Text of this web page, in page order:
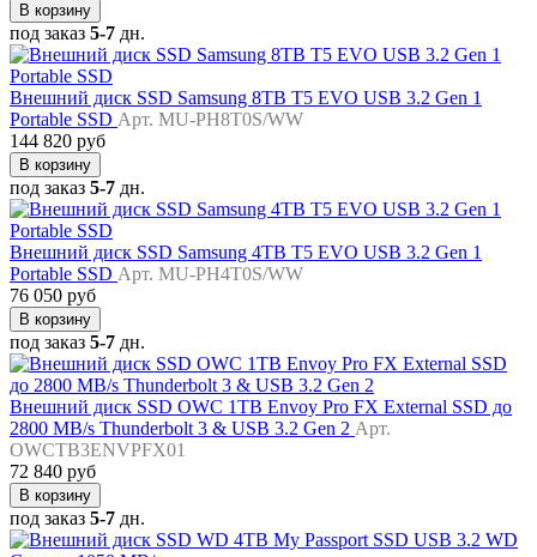
В корзину
под заказ 5-7 дн.
Внешний диск SSD Samsung 8TB T5 EVO USB 3.2 Gen 1
Portable SSD Арт. MU-PH8T0S/WW
144 820 руб
В корзину
под заказ 5-7 дн.
Внешний диск SSD Samsung 4TB T5 EVO USB 3.2 Gen 1
Portable SSD Арт. MU-PH4T0S/WW
76 050 руб
В корзину
под заказ 5-7 дн.
Внешний диск SSD OWC 1TB Envoy Pro FX External SSD до
2800 MB/s Thunderbolt 3 & USB 3.2 Gen 2 Арт.
OWCTB3ENVPFX01
72 840 руб
В корзину
под заказ 5-7 дн.